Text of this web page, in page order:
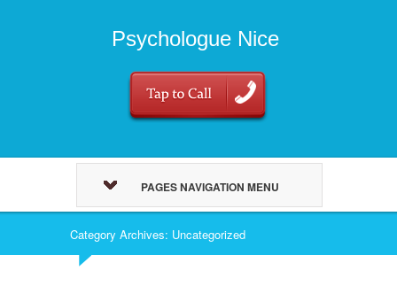
Psychologue Nice
PAGES NAVIGATION MENU
Category Archives: Uncategorized